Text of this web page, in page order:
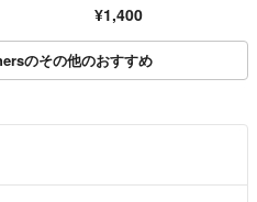
目黒蓮 ¥1,400
のその他のおすすめ